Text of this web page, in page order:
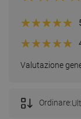
Valutazione
Ordinare: